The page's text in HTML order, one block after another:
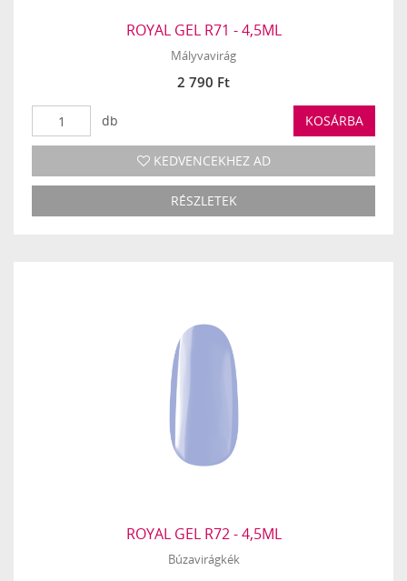
ROYAL GEL R71 - 4,5ML
Mályvavirág
2 790 Ft
db KOSÁRBA
KEDVENCEKHEZ AD
RÉSZLETEK
ROYAL GEL R72 - 4,5ML
Búzavirágkék